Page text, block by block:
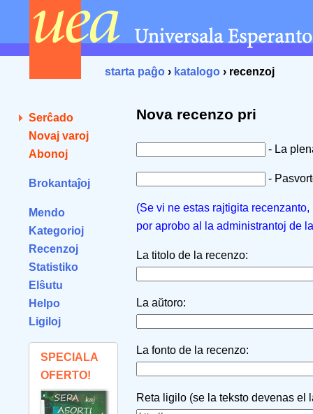
starta paĝo › katalogo › recenzoj
Serĉado
Novaj varoj
Abonoj
Brokantaĵoj
Mendo
Kategorioj
Recenzoj
Statistiko
Elŝutu
Helpo
Ligiloj
SPECIALA
OFERTO!
Nova recenzo pri
- La
-
(Se vi ne estas rajtigita
por aprobo al la administrantoj de
La titolo de la recenzo:
La aŭtoro:
La fonto de la recenzo:
Reta ligilo (se la teksto devenas el